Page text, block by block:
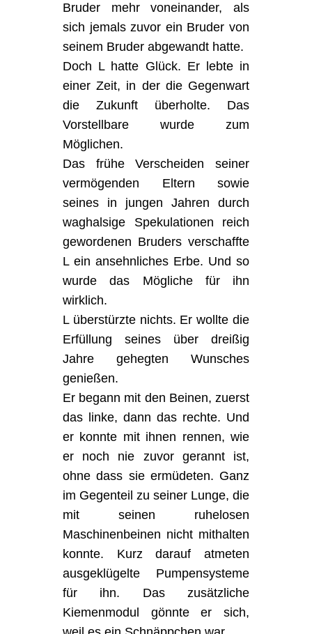
Bruder mehr voneinander, als
sich jemals zuvor ein Bruder von
seinem Bruder abgewandt hatte.
Doch L hatte Glück. Er lebte in
einer Zeit, in der die Gegenwart
die Zukunft überholte. Das
Vorstellbare wurde zum
Möglichen.
Das frühe Verscheiden seiner
vermögenden Eltern sowie
seines in jungen Jahren durch
waghalsige Spekulationen reich
gewordenen Bruders verschaffte
L ein ansehnliches Erbe. Und so
wurde das Mögliche für ihn
wirklich.
L überstürzte nichts. Er wollte die
Erfüllung seines über dreißig
Jahre gehegten Wunsches
genießen.
Er begann mit den Beinen, zuerst
das linke, dann das rechte. Und
er konnte mit ihnen rennen, wie
er noch nie zuvor gerannt ist,
ohne dass sie ermüdeten. Ganz
im Gegenteil zu seiner Lunge, die
mit seinen ruhelosen
Maschinenbeinen nicht mithalten
konnte. Kurz darauf atmeten
ausgeklügelte Pumpensysteme
für ihn. Das zusätzliche
Kiemenmodul gönnte er sich,